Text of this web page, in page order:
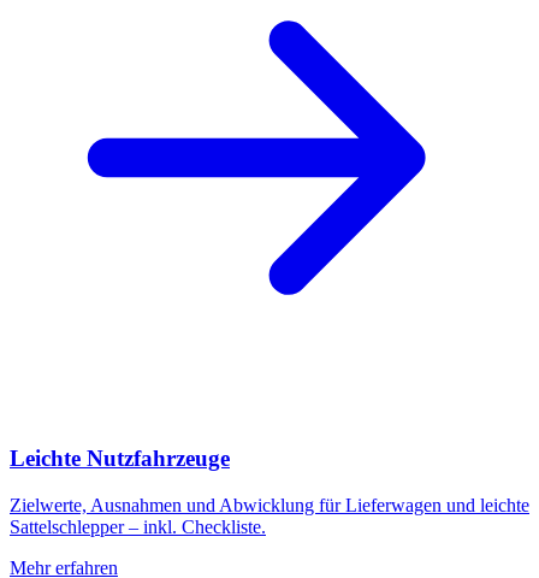
Leichte Nutzfahrzeuge
Zielwerte, Ausnahmen und Abwicklung für Lieferwagen und leichte
Sattelschlepper – inkl. Checkliste.
Mehr erfahren